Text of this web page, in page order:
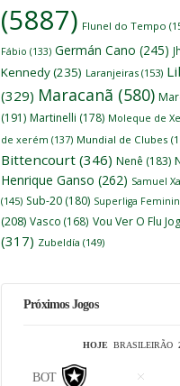
(5887) Flunel do Tempo
Fábio (133) Germán Cano (245)
Kennedy(235) Laranjeiras (153)
(329) Maracanã (580)
(191) Martinelli (178) Moleque de
de xerém (137) Mundial de Clubes
Bittencourt (346) Nenê (183)
Henrique Ganso (262) Samuel
(145) Sub-20 (180) Superliga
(208) Vasco (168) Vou Ver O Flu
(317) Zubeldía (149)
Próximos Jogos
HOJE BRASILEIRÃO
BOT